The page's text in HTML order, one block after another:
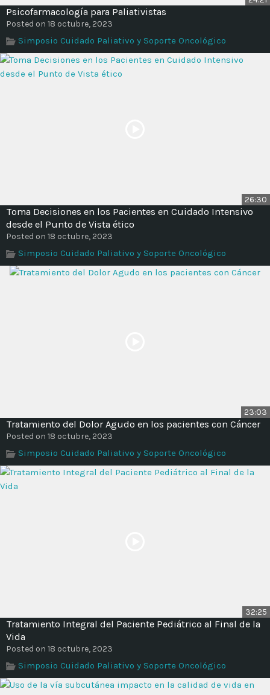
Psicofarmacología para Paliativistas
Posted on 18 octubre, 2023
Simposio Cuidado Paliativo y Soporte Oncológico
26:30
Toma Decisiones en los Pacientes en Cuidado Intensivo
desde el Punto de Vista ético
Posted on 18 octubre, 2023
Simposio Cuidado Paliativo y Soporte Oncológico
23:03
Tratamiento del Dolor Agudo en los pacientes con Cáncer
Posted on 18 octubre, 2023
Simposio Cuidado Paliativo y Soporte Oncológico
32:25
Tratamiento Integral del Paciente Pediátrico al Final de la
Vida
Posted on 18 octubre, 2023
Simposio Cuidado Paliativo y Soporte Oncológico